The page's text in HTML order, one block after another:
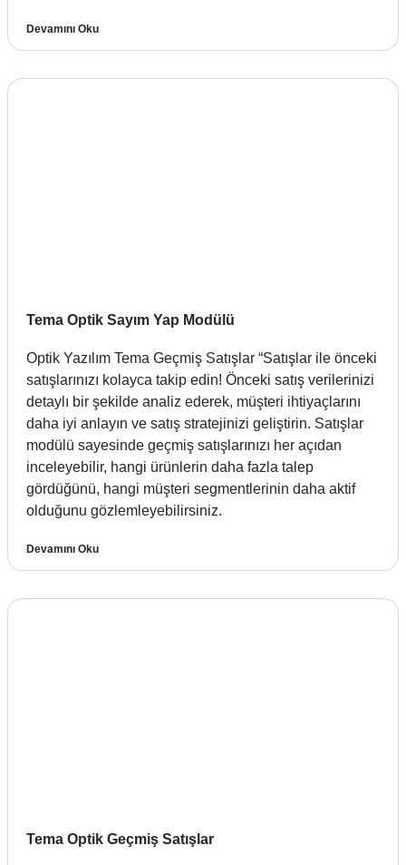
Devamını Oku
Tema Optik Sayım Yap Modülü
Optik Yazılım Tema Geçmiş Satışlar “Satışlar ile önceki
satışlarınızı kolayca takip edin! Önceki satış verilerinizi
detaylı bir şekilde analiz ederek, müşteri ihtiyaçlarını
daha iyi anlayın ve satış stratejinizi geliştirin. Satışlar
modülü sayesinde geçmiş satışlarınızı her açıdan
inceleyebilir, hangi ürünlerin daha fazla talep
gördüğünü, hangi müşteri segmentlerinin daha aktif
olduğunu gözlemleyebilirsiniz.
Devamını Oku
Tema Optik Geçmiş Satışlar